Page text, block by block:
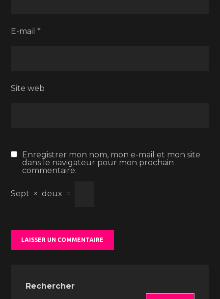
E-mail*
Site web
Enregistrer mon nom, mon e-mail et mon site
dans le navigateur pour mon prochain
commentaire.
Sept × deux =
Rechercher